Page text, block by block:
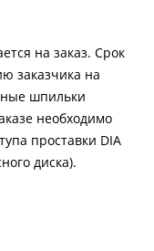
на заказ. Срок
заказчика на
шпильки
необходимо
проставки DIA
диска).